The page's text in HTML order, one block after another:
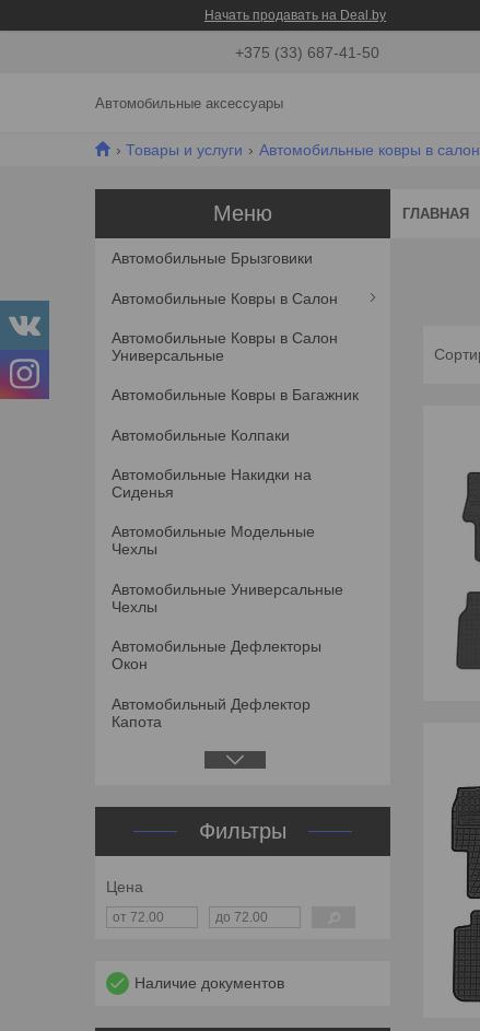
Начать продавать на Deal.by
+375 (33) 687-41-50
Автомобильные аксессуары
Товары и услуги Автомобильные ковры в салон
ГЛАВНАЯ
Автомобильные Брызговики
Автомобильные Ковры в Салон
Автомобильные Ковры в Салон
Универсальные
Автомобильные Ковры в Багажник
Автомобильные Колпаки
Автомобильные Накидки на
Сиденья
Автомобильные Модельные
Чехлы
Автомобильные Универсальные
Чехлы
Автомобильные Дефлекторы
Окон
Автомобильный Дефлектор
Капота
Фильтры
Цена
Наличие документов